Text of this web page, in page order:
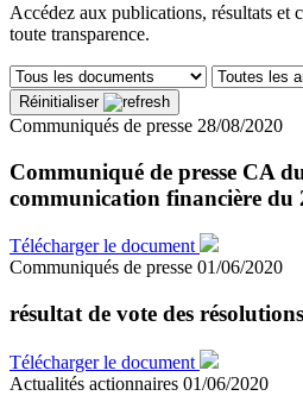
Accédez aux publications, résultats et
toute transparence.
Réinitialiser
Communiqués de presse 28/08/2020
Communiqué de presse CA
communication financière du
Télécharger le document
Communiqués de presse 01/06/2020
résultat de vote des
Télécharger le document
Actualités actionnaires 01/06/2020